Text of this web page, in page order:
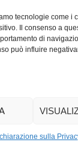
tecnologie come i
Il consenso a
di
può influire
sulla